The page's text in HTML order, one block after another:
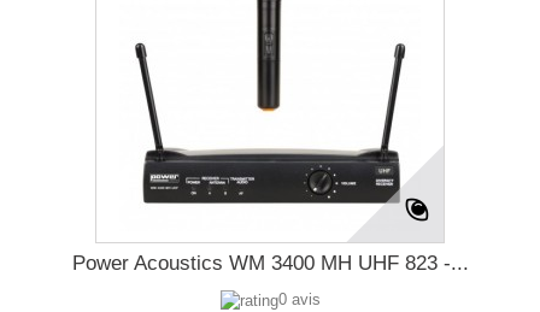
Power Acoustics WM 3400 MH UHF 823 -...
0 avis